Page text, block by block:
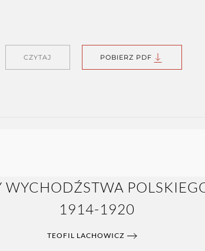
CZYTAJ POBIERZ PDF
WYCHODŹSTWA
1914-1920
TEOFIL LACHOWICZ